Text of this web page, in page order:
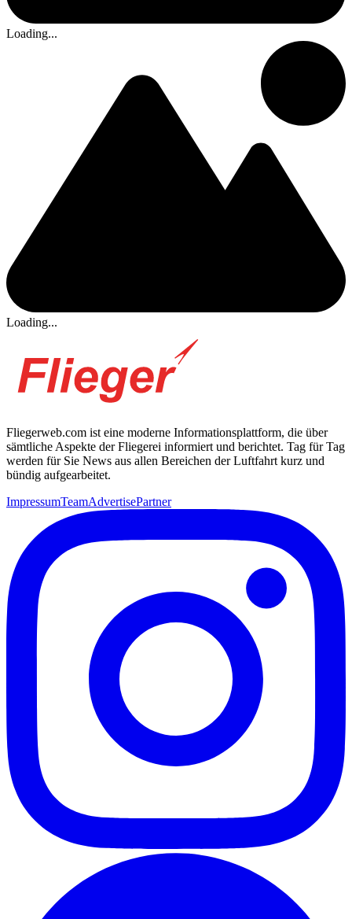
Loading...
Loading...
Fliegerweb.com ist eine moderne Informationsplattform, die über
sämtliche Aspekte der Fliegerei informiert und berichtet. Tag für Tag
werden für Sie News aus allen Bereichen der Luftfahrt kurz und
bündig aufgearbeitet.
ImpressumTeamAdvertisePartner